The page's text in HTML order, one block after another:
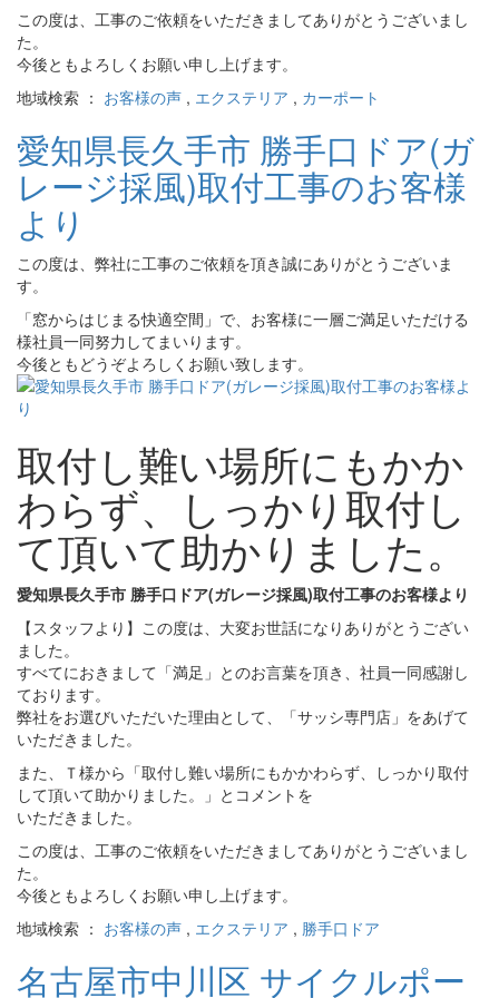
この度は、工事のご依頼をいただきましてありがとうございまし
た。
今後ともよろしくお願い申し上げます。
地域検索 ： お客様の声 , エクステリア , カーポート
愛知県長久手市 勝手口ドア(ガ
レージ採風)取付工事のお客様
より
この度は、弊社に工事のご依頼を頂き誠にありがとうございま
す。
「窓からはじまる快適空間」で、お客様に一層ご満足いただける
様社員一同努力してまいります。
今後ともどうぞよろしくお願い致します。
取付し難い場所にもかか
わらず、しっかり取付し
て頂いて助かりました。
愛知県長久手市 勝手口ドア(ガレージ採風)取付工事のお客様より
【スタッフより】この度は、大変お世話になりありがとうござい
ました。
すべてにおきまして「満足」とのお言葉を頂き、社員一同感謝し
ております。
弊社をお選びいただいた理由として、「サッシ専門店」をあげて
いただきました。
また、Ｔ様から「取付し難い場所にもかかわらず、しっかり取付
して頂いて助かりました。」とコメントを
いただきました。
この度は、工事のご依頼をいただきましてありがとうございまし
た。
今後ともよろしくお願い申し上げます。
地域検索 ： お客様の声 , エクステリア , 勝手口ドア
名古屋市中川区 サイクルポー